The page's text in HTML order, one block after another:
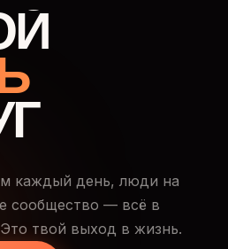
каждый день, люди на
сообщество — всё в
твой выход в жизнь.